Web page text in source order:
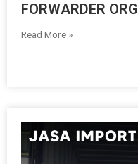
FORWARDER ORG
Read More »